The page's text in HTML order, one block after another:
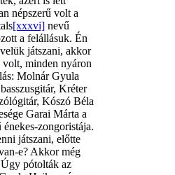
népszerű volt a
[xxxvi] nevű
a felállásuk. Én
játszani, akkor
volt, minden nyáron
Molnár Gyula
Kréter
Kószó Béla
Garai Márta a
zongoristája.
játszani, előtte
e? Akkor még
pótolták az